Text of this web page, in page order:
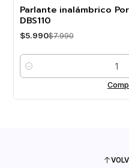
Parlante inalámbrico
DBS110
$5.990$7.990
Cantidad